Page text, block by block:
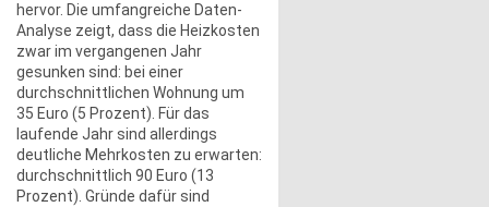
hervor. Die umfangreiche Daten-
Analyse zeigt, dass die Heizkosten
zwar im vergangenen Jahr
gesunken sind: bei einer
durchschnittlichen Wohnung um
35 Euro (5 Prozent). Für das
laufende Jahr sind allerdings
deutliche Mehrkosten zu erwarten:
durchschnittlich 90 Euro (13
Prozent). Gründe dafür sind